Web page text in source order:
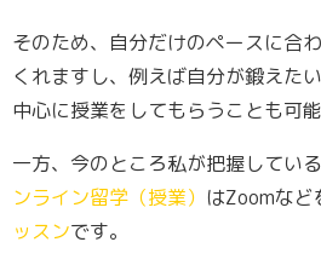
そのため、自分だけのペースに合
くれますし、例えば自分が鍛えた
中心に授業をしてもらうことも可能
一方、今のところ私が把握してい
ンライン留学（授業） はZoomなど
ッスンです。